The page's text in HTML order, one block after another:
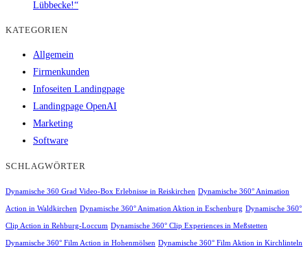
Lübbecke!“
KATEGORIEN
Allgemein
Firmenkunden
Infoseiten Landingpage
Landingpage OpenAI
Marketing
Software
SCHLAGWÖRTER
Dynamische 360 Grad Video-Box Erlebnisse in Reiskirchen Dynamische 360° Animation
Action in Waldkirchen Dynamische 360° Animation Aktion in Eschenburg Dynamische 360°
Clip Action in Rehburg-Loccum Dynamische 360° Clip Experiences in Meßstetten
Dynamische 360° Film Action in Hohenmölsen Dynamische 360° Film Aktion in Kirchlinteln